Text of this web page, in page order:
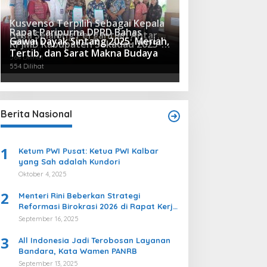
Kusvenso Terpilih Sebagai Kepala
Desa Selalong Pergantian Antar
Waktu
619 Dilihat
Rapat Paripurna DPRD Bahas
RPJMD Kabupaten Sekadau 2025-
2029
564 Dilihat
Gawai Dayak Sintang 2025: Meriah,
Tertib, dan Sarat Makna Budaya
554 Dilihat
Berita Nasional
1
Ketum PWI Pusat: Ketua PWI Kalbar
yang Sah adalah Kundori
Oktober 4, 2025
2
Menteri Rini Beberkan Strategi
Reformasi Birokrasi 2026 di Rapat Kerja
Komisi II DPR
September 16, 2025
3
All Indonesia Jadi Terobosan Layanan
Bandara, Kata Wamen PANRB
September 13, 2025